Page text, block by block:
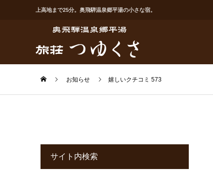
上高地まで25分。奥飛騨温泉郷平湯の小さな宿。
お知らせ 嬉しいクチコミ 573
サイト内検索